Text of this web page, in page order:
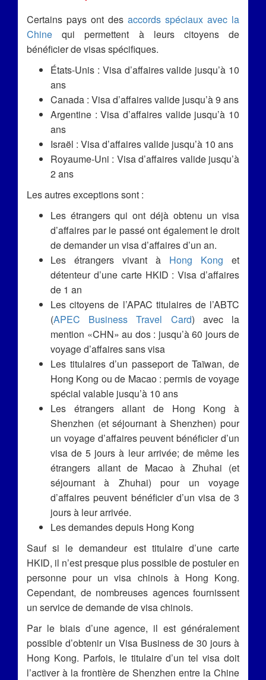
Certains pays ont des accords spéciaux avec la
Chine qui permettent à leurs citoyens de
bénéficier de visas spécifiques.
États-Unis : Visa d’affaires valide jusqu’à 10
ans
Canada : Visa d’affaires valide jusqu’à 9 ans
Argentine : Visa d’affaires valide jusqu’à 10
ans
Israël : Visa d’affaires valide jusqu’à 10 ans
Royaume-Uni : Visa d’affaires valide jusqu’à
2 ans
Les autres exceptions sont :
Les étrangers qui ont déjà obtenu un visa
d’affaires par le passé ont également le droit
de demander un visa d’affaires d’un an.
Les étrangers vivant à Hong Kong et
détenteur d’une carte HKID : Visa d’affaires
de 1 an
Les citoyens de l’APAC titulaires de l’ABTC
(APEC Business Travel Card) avec la
mention «CHN» au dos : jusqu’à 60 jours de
voyage d’affaires sans visa
Les titulaires d’un passeport de Taïwan, de
Hong Kong ou de Macao : permis de voyage
spécial valable jusqu’à 10 ans
Les étrangers allant de Hong Kong à
Shenzhen (et séjournant à Shenzhen) pour
un voyage d’affaires peuvent bénéficier d’un
visa de 5 jours à leur arrivée; de même les
étrangers allant de Macao à Zhuhai (et
séjournant à Zhuhai) pour un voyage
d’affaires peuvent bénéficier d’un visa de 3
jours à leur arrivée.
Les demandes depuis Hong Kong
Sauf si le demandeur est titulaire d’une carte
HKID, il n’est presque plus possible de postuler en
personne pour un visa chinois à Hong Kong.
Cependant, de nombreuses agences fournissent
un service de demande de visa chinois.
Par le biais d’une agence, il est généralement
possible d’obtenir un Visa Business de 30 jours à
Hong Kong. Parfois, le titulaire d’un tel visa doit
l’activer à la frontière de Shenzhen entre la Chine